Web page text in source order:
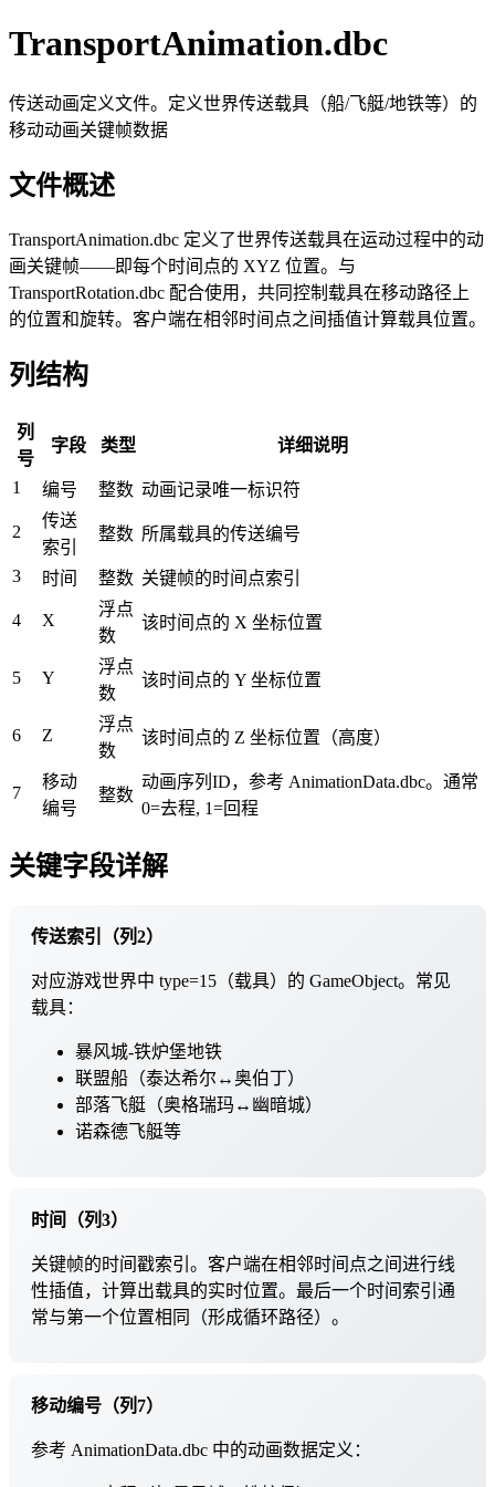
TransportAnimation.dbc
传送动画定义文件。定义世界传送载具（船/飞艇/地铁等）的
移动动画关键帧数据
文件概述
TransportAnimation.dbc 定义了世界传送载具在运动过程中的动
画关键帧——即每个时间点的 XYZ 位置。与
TransportRotation.dbc 配合使用，共同控制载具在移动路径上
的位置和旋转。客户端在相邻时间点之间插值计算载具位置。
列结构
列
号
字段 类型 详细说明
1 编号 整数 动画记录唯一标识符
2
传送
索引
整数 所属载具的传送编号
3 时间 整数 关键帧的时间点索引
4 X
浮点
数
该时间点的 X 坐标位置
5 Y
浮点
数
该时间点的 Y 坐标位置
6 Z
浮点
数
该时间点的 Z 坐标位置（高度）
7
移动
编号
整数
动画序列ID，参考 AnimationData.dbc。通常
0=去程, 1=回程
关键字段详解
传送索引（列2）
对应游戏世界中 type=15（载具）的 GameObject。常见
载具：
暴风城-铁炉堡地铁
联盟船（泰达希尔↔奥伯丁）
部落飞艇（奥格瑞玛↔幽暗城）
诺森德飞艇等
时间（列3）
关键帧的时间戳索引。客户端在相邻时间点之间进行线
性插值，计算出载具的实时位置。最后一个时间索引通
常与第一个位置相同（形成循环路径）。
移动编号（列7）
参考 AnimationData.dbc 中的动画数据定义：